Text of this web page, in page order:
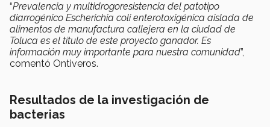
“Prevalencia y multidrogoresistencia del patotipo
diarrogénico Escherichia coli enterotoxigénica aislada de
alimentos de manufactura callejera en la ciudad de
Toluca es el título de este proyecto ganador. Es
información muy importante para nuestra comunidad”,
comentó Ontiveros.
Resultados de la investigación de
bacterias